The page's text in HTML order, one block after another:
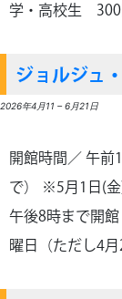
学・高校生
ジョルジュ
2026年4月11 –6月21日
開館時間／ 午前
で） ※5月1日(
午後8時まで開
曜日（ただし4